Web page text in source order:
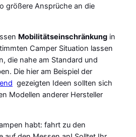
größere Ansprüche an die
Mobilitätseinschränkung in
Camper Situation lassen
die nahe am Standard und
Die hier am Beispiel der
gezeigten Ideen sollten sich
Modellen anderer Hersteller
habt: fahrt zu den